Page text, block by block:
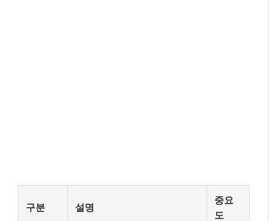
구분 설명
중요
도